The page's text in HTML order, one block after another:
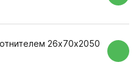
26х70х2050